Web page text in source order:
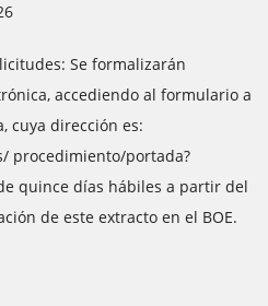
Se formalizarán
accediendo al formulario a
cuya dirección es:
procedimiento/portada?
quince días hábiles a partir del
de este extracto en el BOE.